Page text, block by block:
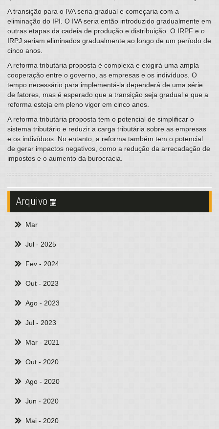
A transição para o IVA seria gradual e começaria com a
eliminação do IPI. O IVA seria então introduzido gradualmente em
outras etapas da cadeia de produção e distribuição. O IRPF e o
IRPJ seriam eliminados gradualmente ao longo de um período de
cinco anos.
A reforma tributária proposta é complexa e exigirá uma ampla
cooperação entre o governo, as empresas e os indivíduos. O
tempo necessário para implementá-la dependerá de uma série
de fatores, mas é esperado que a transição seja gradual e que a
reforma esteja em pleno vigor em cinco anos.
A reforma tributária proposta tem o potencial de simplificar o
sistema tributário e reduzir a carga tributária sobre as empresas
e os indivíduos. No entanto, a reforma também tem o potencial
de gerar impactos negativos, como a redução da arrecadação de
impostos e o aumento da burocracia.
Arquivo
Mar
Jul - 2025
Fev - 2024
Out - 2023
Ago - 2023
Jul - 2023
Mar - 2021
Out - 2020
Ago - 2020
Jun - 2020
Mai - 2020